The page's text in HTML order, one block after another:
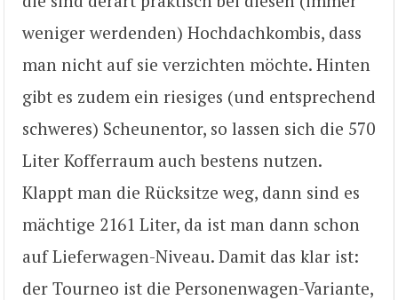
weniger werdenden) Hochdachkombis, dass
man nicht auf sie verzichten möchte. Hinten
gibt es zudem ein riesiges (und entsprechend
schweres) Scheunentor, so lassen sich die 570
Liter Kofferraum auch bestens nutzen.
Klappt man die Rücksitze weg, dann sind es
mächtige 2161 Liter, da ist man dann schon
auf Lieferwagen-Niveau. Damit das klar ist:
der Tourneo ist die Personenwagen-Variante,